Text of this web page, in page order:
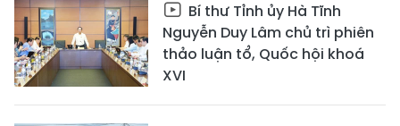
Bí thư Tỉnh ủy Hà Tĩnh
Nguyễn Duy Lâm chủ trì phiên
thảo luận tổ, Quốc hội khoá
XVI